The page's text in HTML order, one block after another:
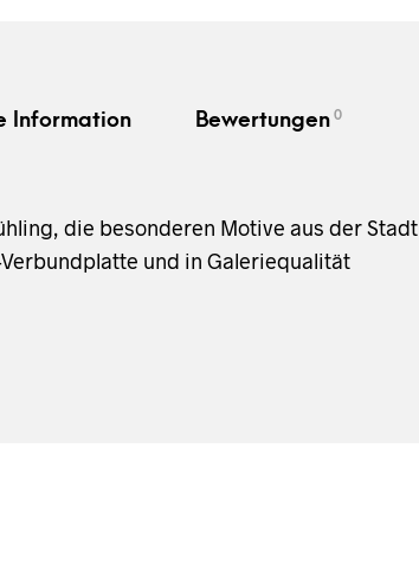
Information Bewertungen 0
die besonderen Motive aus der Stadt
und in Galeriequalität